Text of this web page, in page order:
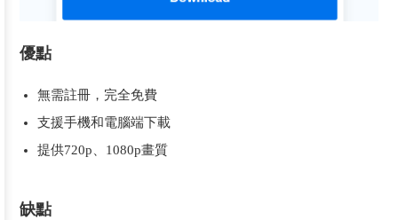
優點
無需註冊，完全免費
支援手機和電腦端下載
提供720p、1080p畫質
缺點